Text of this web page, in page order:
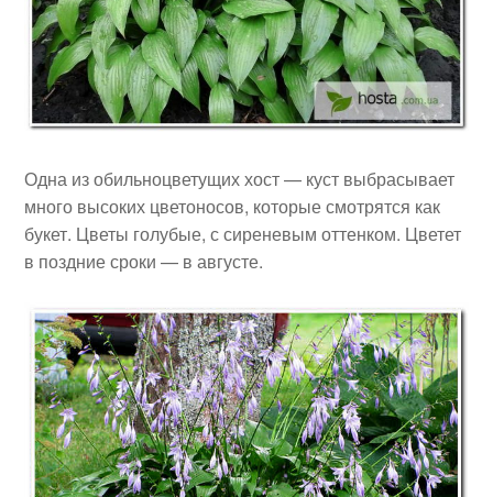
Одна из обильноцветущих хост — куст выбрасывает
много высоких цветоносов, которые смотрятся как
букет. Цветы голубые, с сиреневым оттенком. Цветет
в поздние сроки — в августе.